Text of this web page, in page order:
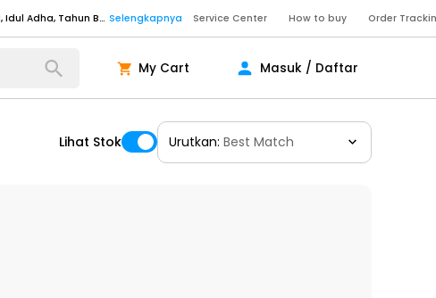
Selengkapnya
Senin - Sabtu (09:00-20:00), Minggu/Libur Nasional (10:00-18:00), Tutup pada Idul Fitri, Idul Adha, Tahun Baru Selengkapnya
Selengkapnya
Service Center How to buy Order
My Cart Masuk / Daftar
Lihat Stok Urutkan: Best Match